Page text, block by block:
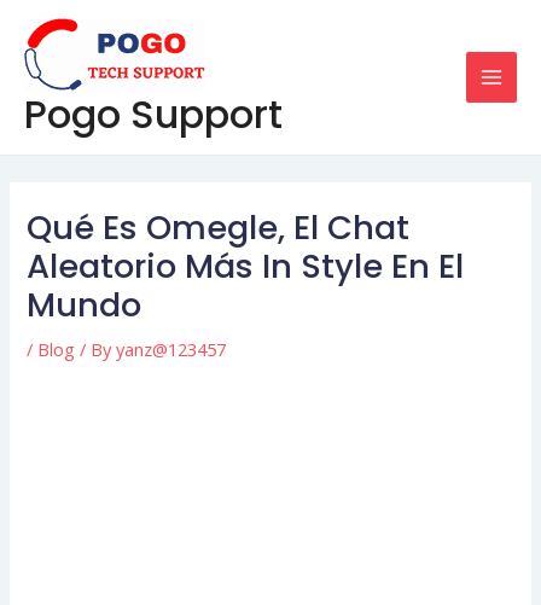
content
Pogo Support
Qué Es Omegle, El Chat
Aleatorio Más In Style En El
Mundo
/ Blog / Byyanz@123457
navigation